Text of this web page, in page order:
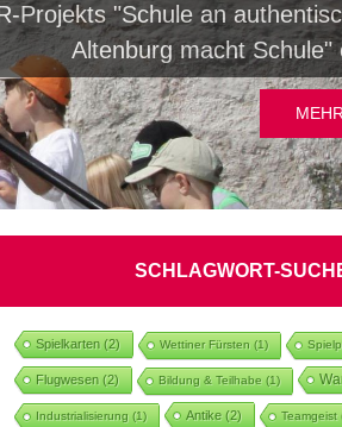
Projekts "Schule an
Altenburg macht Schule"
SCHLAGWORT-
Spielkarten(2) Wettiner Fürsten(1)
Flugwesen(2) Bildung & Teilhabe(1)
Industrialisierung(1) Antike(2) Teamgeist